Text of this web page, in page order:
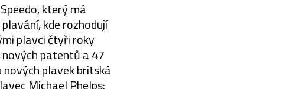
který má
kde rozhodují
plavci čtyři roky
patentů a 47
nových plavek britská